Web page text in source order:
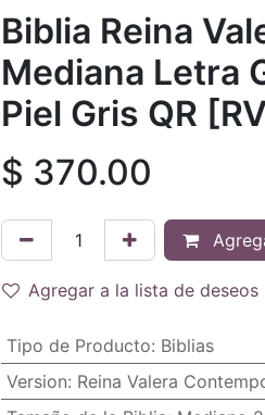
Biblia Reina
Mediana Letra
Piel Gris QR
$ 370.00
Agregar a la lista de deseos
Tipo de Producto: Biblias
Version: Reina Valera